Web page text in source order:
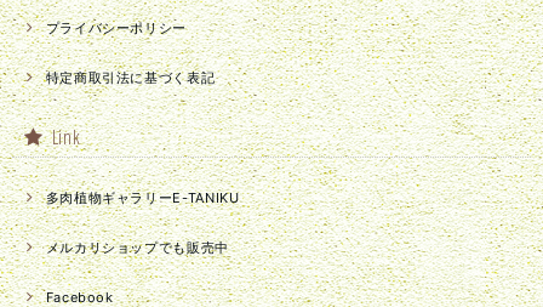
プライバシーポリシー
特定商取引法に基づく表記
Link
多肉植物ギャラリーE-TANIKU
メルカリショップでも販売中
Facebook